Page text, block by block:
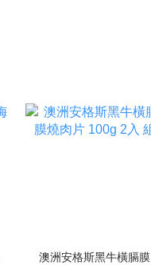
澳洲安格斯黑牛橫膈膜